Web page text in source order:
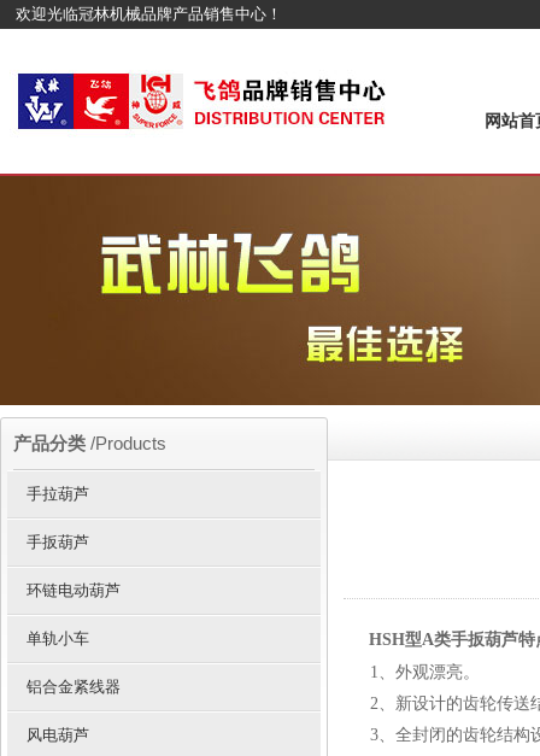
欢迎光临冠林机械品牌产品销售中心！
网站首
HSH型A类手扳葫芦特
1、外观漂亮。
2、新设计的齿轮传送
3、全封闭的齿轮结构
产品分类 /Products
手拉葫芦
手扳葫芦
环链电动葫芦
单轨小车
铝合金紧线器
风电葫芦